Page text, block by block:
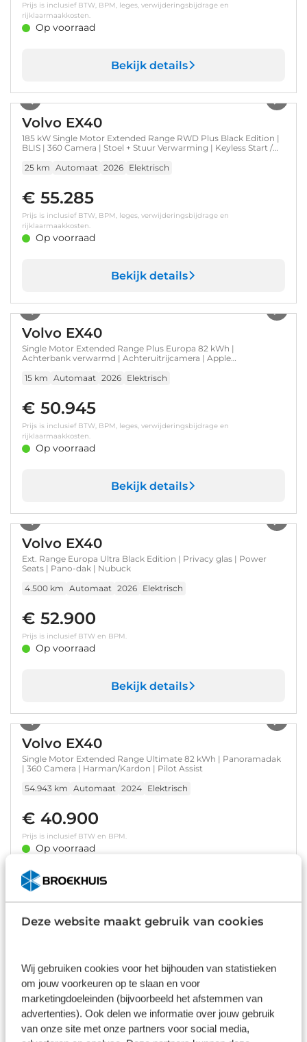
Deze website maakt gebruik van cookies
Wij gebruiken cookies voor het bijhouden van statistieken
om jouw voorkeuren op te slaan en voor
marketingdoeleinden (bijvoorbeeld het afstemmen van
advertenties). Ook delen we informatie over jouw gebruik
van onze site met onze partners voor social media,
Prijs is inclusief BTW, BPM, leges, verwijderingsbijdrage en
rijklaarmaakkosten.
Op voorraad
Bekijk details
Volvo EX40
185 kW Single Motor Extended Range RWD Plus Black Edition |
BLIS | 360 Camera | Stoel + Stuur Verwarming | Keyless Start /
25 km Automaat 2026 Elektrisch
€ 55.285
Prijs is inclusief BTW, BPM, leges, verwijderingsbijdrage en
rijklaarmaakkosten.
Op voorraad
Bekijk details
Volvo EX40
Single Motor Extended Range Plus Europa 82 kWh |
Achterbank verwarmd | Achteruitrijcamera | Apple
15 km Automaat 2026 Elektrisch
€ 50.945
Prijs is inclusief BTW, BPM, leges, verwijderingsbijdrage en
rijklaarmaakkosten.
Op voorraad
Bekijk details
Volvo EX40
Ext. Range Europa Ultra Black Edition | Privacy glas | Power
Seats | Pano-dak | Nubuck
4.500 km Automaat 2026 Elektrisch
€ 52.900
Prijs is inclusief BTW en BPM.
Op voorraad
Bekijk details
Volvo EX40
Single Motor Extended Range Ultimate 82 kWh | Panoramadak
| 360 Camera | Harman/Kardon | Pilot Assist
54.943 km Automaat 2024 Elektrisch
€ 40.900
Prijs is inclusief BTW en BPM.
Op voorraad
verwarmd | Apple Carplay/Android Auto|telefoonintegratie
premium | Comfortstoel(en)
15 km Automaat 2026 Elektrisch
€ 58.735
Prijs is inclusief BTW, BPM, leges, verwijderingsbijdrage en